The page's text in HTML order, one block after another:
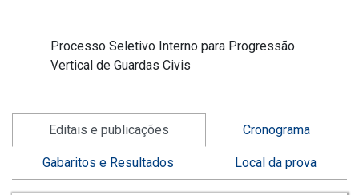
Processo Seletivo Interno para Progressão
Vertical de Guardas Civis
Editais e publicações Cronograma
Gabaritos e Resultados Local da prova